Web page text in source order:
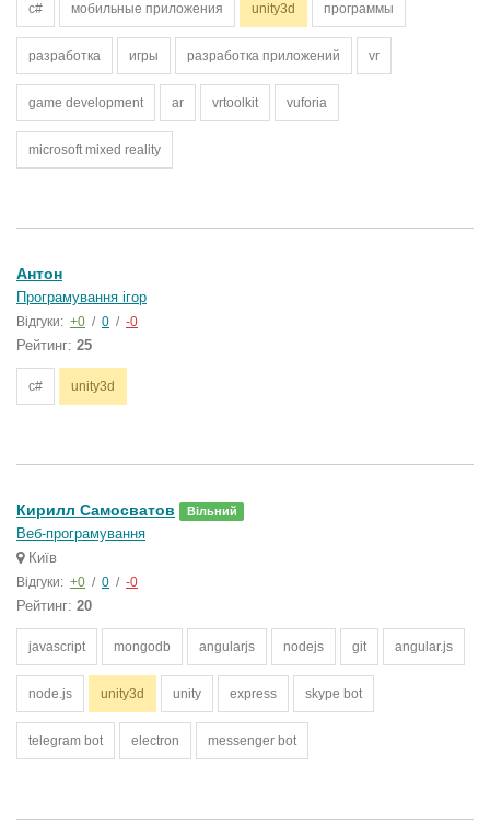
с# мобильные приложения unity3d программы
разработка игры разработка приложений vr
game development ar vrtoolkit vuforia
microsoft mixed reality
Антон
Програмування ігор
Відгуки: +0 / 0 / -0
Рейтинг: 25
c# unity3d
Кирилл Самосватов Вільний
Веб-програмування
Київ
Відгуки: +0 / 0 / -0
Рейтинг: 20
javascript mongodb angularjs nodejs git angular.js
node.js unity3d unity express skype bot
telegram bot electron messenger bot